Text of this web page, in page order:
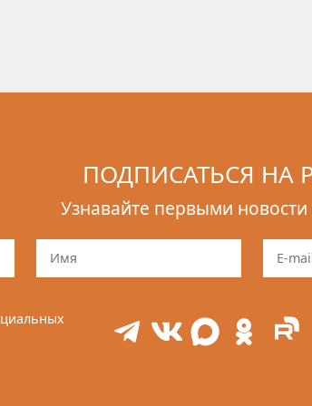
ПОДПИСАТЬСЯ НА
Узнавайте первыми